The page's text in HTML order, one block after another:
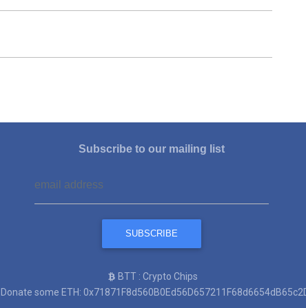
Subscribe to our mailing list
BTT : Crypto Chips
Donate some ETH: